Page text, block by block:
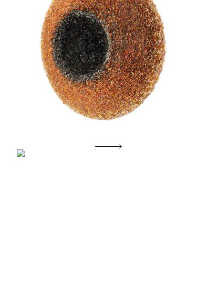
Morgenglans der eeuwigheid